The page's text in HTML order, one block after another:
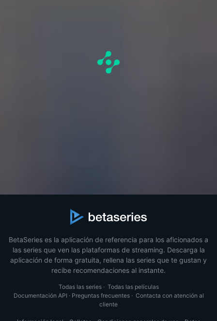
BetaSeries es la aplicación de referencia para los aficionados a
las series que ven las plataformas de streaming. Descarga la
aplicación de forma gratuita, rellena las series que te gustan y
recibe recomendaciones al instante.
Todas las series· Todas las películas
Documentación API · Preguntas frecuentes· Contacta con atención al
cliente